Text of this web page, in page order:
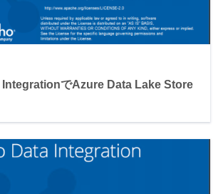
IntegrationでAzure Data Lake Store